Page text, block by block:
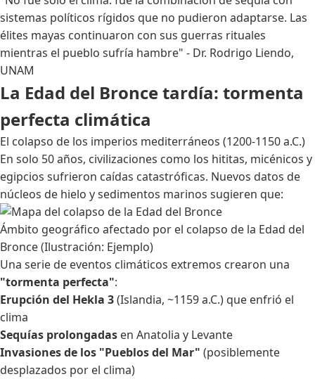
sistemas políticos rígidos que no pudieron adaptarse. Las
élites mayas continuaron con sus guerras rituales
mientras el pueblo sufría hambre" - Dr. Rodrigo Liendo,
UNAM
La Edad del Bronce tardía: tormenta
perfecta climática
El colapso de los imperios mediterráneos (1200-1150 a.C.)
En solo 50 años, civilizaciones como los hititas, micénicos y
egipcios sufrieron caídas catastróficas. Nuevos datos de
núcleos de hielo y sedimentos marinos sugieren que:
Ámbito geográfico afectado por el colapso de la Edad del
Bronce (Ilustración: Ejemplo)
Una serie de eventos climáticos extremos crearon una
"tormenta perfecta":
Erupción del Hekla 3(Islandia, ~1159 a.C.) que enfrió el
clima
Sequías prolongadas en Anatolia y Levante
Invasiones de los "Pueblos del Mar" (posiblemente
desplazados por el clima)